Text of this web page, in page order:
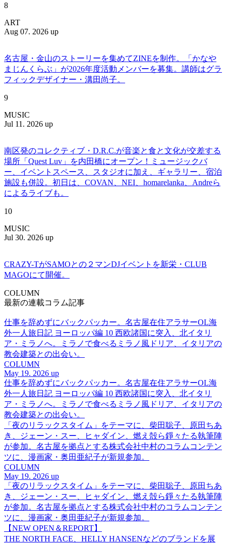
8
ART
Aug 07. 2026 up
名古屋・金山のストーリーを集めてZINEを制作。「かなや
まじんくらぶ」が2026年度活動メンバーを募集。講師はグラ
フィックデザイナー・溝田尚子。
9
MUSIC
Jul 11. 2026 up
南区発のコレクティブ・D.R.C.が⾳楽と⾷と⽂化が交差する
場所「Quest Luv」を内田橋にオープン！ミュージックバ
ー、イベントスペース、スタジオに加え、ギャラリー、宿泊
施設も併設。初日は、COVAN、NEI、homarelanka、Andreら
によるライブも。
10
MUSIC
Jul 30. 2026 up
CRAZY-TがSAMOとの２マンDJイベントを新栄・CLUB
MAGOにて開催。
COLUMN
最新の連載コラム記事
仕事を辞めずにバックパッカー。名古屋在住アラサーOL海
外一人旅日記 ヨーロッパ編 10 西欧諸国に突入、北イタリ
ア・ミラノへ。ミラノで食べるミラノ風ドリア、イタリアの
教会建築との出会い。
COLUMN
May 19. 2026 up
仕事を辞めずにバックパッカー。名古屋在住アラサーOL海
外一人旅日記 ヨーロッパ編 10 西欧諸国に突入、北イタリ
ア・ミラノへ。ミラノで食べるミラノ風ドリア、イタリアの
教会建築との出会い。
「夜のリラックスタイム」をテーマに、柴田聡子、原田ちあ
き、ジェーン・スー、ヒャダイン、燃え殻ら錚々たる執筆陣
が参加。名古屋を拠点とする株式会社中村のコラムコンテン
ツに、漫画家・奥田亜紀子が新規参加。
COLUMN
May 19. 2026 up
「夜のリラックスタイム」をテーマに、柴田聡子、原田ちあ
き、ジェーン・スー、ヒャダイン、燃え殻ら錚々たる執筆陣
が参加。名古屋を拠点とする株式会社中村のコラムコンテン
ツに、漫画家・奥田亜紀子が新規参加。
【NEW OPEN＆REPORT】
THE NORTH FACE、HELLY HANSENなどのブランドを展